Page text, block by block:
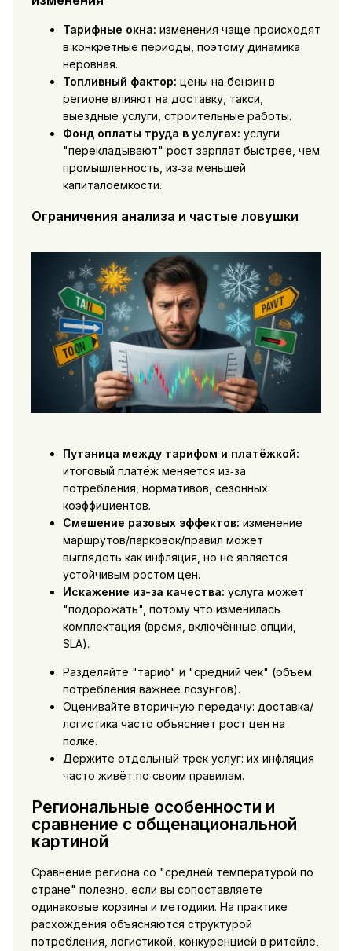
Тарифные окна: изменения чаще происходят
в конкретные периоды, поэтому динамика
неровная.
Топливный фактор: цены на бензин в
регионе влияют на доставку, такси,
выездные услуги, строительные работы.
Фонд оплаты труда в услугах: услуги
"перекладывают" рост зарплат быстрее, чем
промышленность, из‑за меньшей
капиталоёмкости.
Ограничения анализа и частые ловушки
Путаница между тарифом и платёжкой:
итоговый платёж меняется из‑за
потребления, нормативов, сезонных
коэффициентов.
Смешение разовых эффектов: изменение
маршрутов/парковок/правил может
выглядеть как инфляция, но не является
устойчивым ростом цен.
Искажение из-за качества: услуга может
"подорожать", потому что изменилась
комплектация (время, включённые опции,
SLA).
Разделяйте "тариф" и "средний чек" (объём
потребления важнее лозунгов).
Оценивайте вторичную передачу: доставка/
логистика часто объясняет рост цен на
полке.
Держите отдельный трек услуг: их инфляция
часто живёт по своим правилам.
Региональные особенности и
сравнение с общенациональной
картиной
Сравнение региона со "средней температурой по
стране" полезно, если вы сопоставляете
одинаковые корзины и методики. На практике
расхождения объясняются структурой
потребления, логистикой, конкуренцией в ритейле,